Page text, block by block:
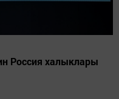
Россия халыклары